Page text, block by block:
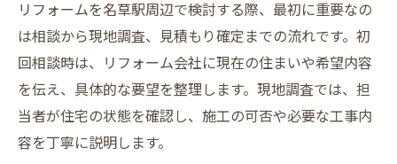
リフォームを名草駅周辺で検討する際、最初に重要なの
は相談から現地調査、見積もり確定までの流れです。初
回相談時は、リフォーム会社に現在の住まいや希望内容
を伝え、具体的な要望を整理します。現地調査では、担
当者が住宅の状態を確認し、施工の可否や必要な工事内
容を丁寧に説明します。